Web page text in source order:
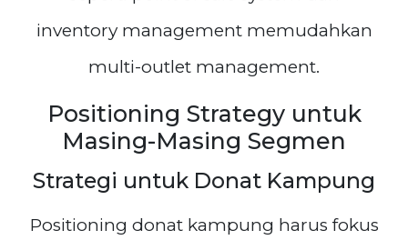
inventory management memudahkan
multi-outlet management.
Positioning Strategy untuk
Masing-Masing Segmen
Strategi untuk Donat Kampung
Positioning donat kampung harus fokus